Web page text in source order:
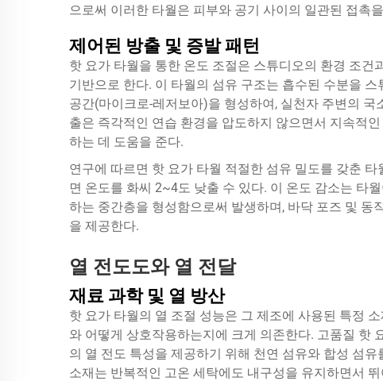
으로써 이러한 타월은 피부와 공기 사이의 일관된 접촉
제어된 방출 및 증발 패턴
핫 요가 타월을 통한 온도 조절은 스튜디오의 환경 조
기반으로 한다. 이 타월의 섬유 구조는 흡수된 수분을
공간(마이크로-레저보아)을 형성하여, 실천자 주변의
출은 즉각적인 연습 환경을 압도하지 않으면서 지속적
하는 데 도움을 준다.
연구에 따르면 핫 요가 타월 적절한 섬유 밀도를 갖춘
면 온도를 화씨 2~4도 낮출 수 있다. 이 온도 감소는 타
하는 중간층을 형성함으로써 발생하며, 바닥 포즈 및 동
을 제공한다.
열 전도도와 열 전달
재료 과학 및 열 방산
핫 요가 타월의 열 조절 성능은 그 제조에 사용된 특정
와 어떻게 상호작용하는지에 크게 의존한다. 고품질 핫
의 열 전도 특성을 제공하기 위해 천연 섬유와 합성 섬
소재는 반복적인 고온 세탁에도 내구성을 유지하면서